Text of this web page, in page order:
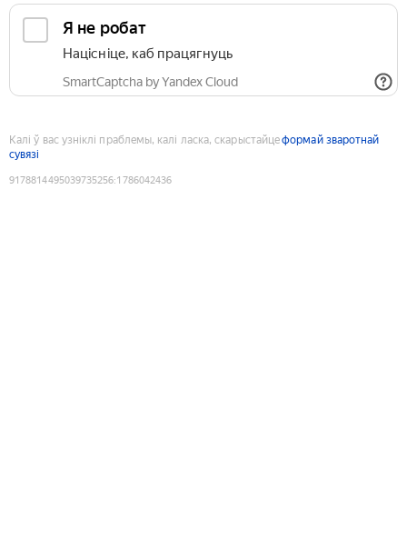
Я не робат
Націсніце, каб працягнуць
SmartCaptcha by Yandex Cloud
Калі ў вас узніклі праблемы, калі ласка, скарыстайцеформай зваротнай
сувязі
9178814495039735256:1786042436